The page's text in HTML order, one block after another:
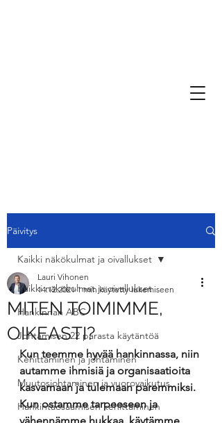
Päivitys
Kaikki näkökulmat ja oivallukset
Hankinnan ABC
Johtamisen 22 parasta käytäntöä
Kehittäminen ja johtaminen
Muutosjohtaminen ja vuorovaikutus
Hankintaosaamisen kehittäminen
Kaikki näkökulmat ja oivallukset
MITEN TOIMIMME,
OIKEASTI?
Lauri Vihonen
14.12.2021 1 min käytetty lukemiseen
Kun teemme hyvää hankinnassa, niin
autamme ihmisiä ja organisaatioita
kasvamaan ja tulemaan paremmiksi.
Kun ostamme tarpeeseen ja